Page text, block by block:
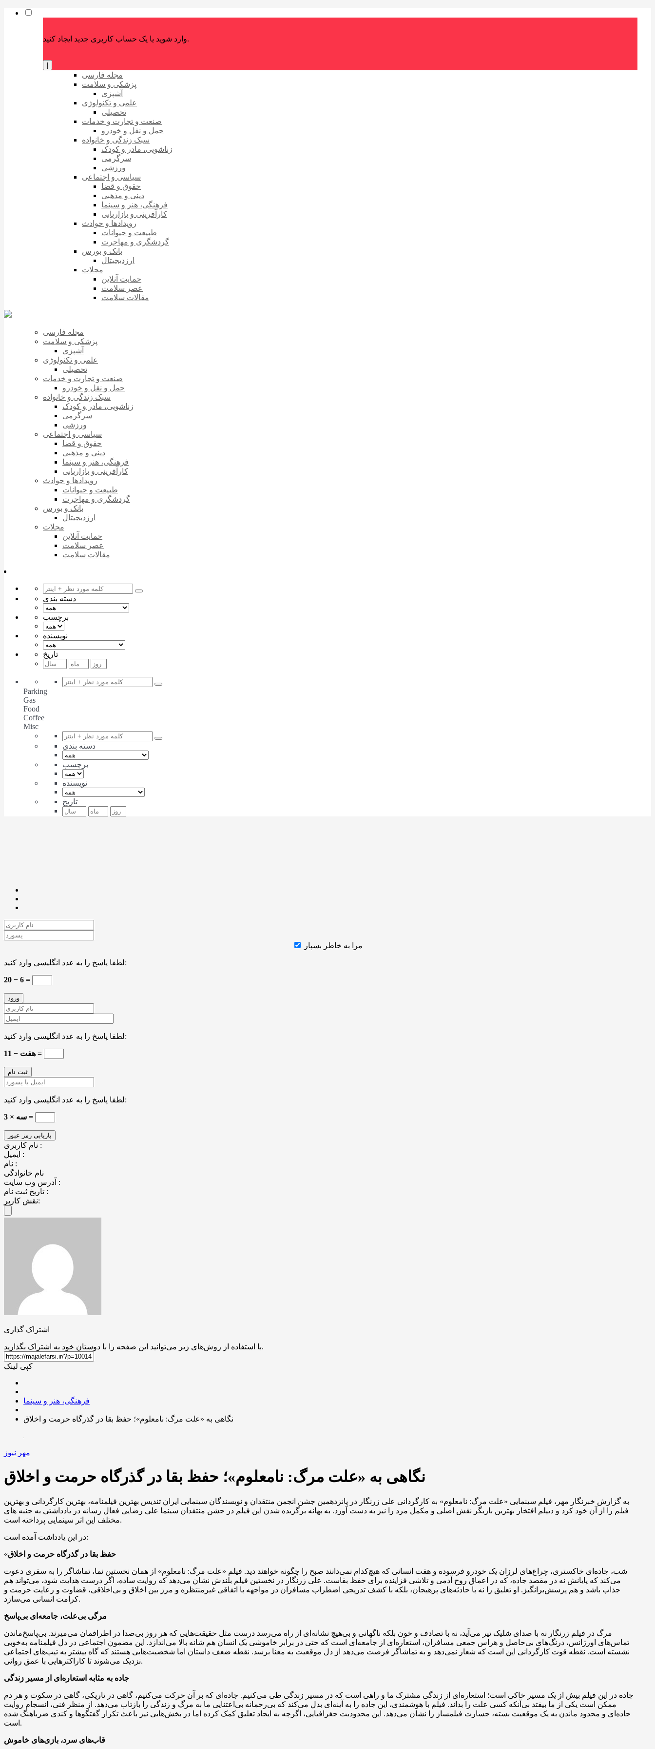
وارد شوید یا یک حساب کاربری جدید ایجاد کنید.
مجله فارسی
پزشکی و سلامت
آشپزی
علمی و تکنولوژی
تحصیلی
صنعت و تجارت و خدمات
حمل و نقل و خودرو
سبک زندگی و خانواده
زناشویی، مادر و کودک
سرگرمی
ورزشی
سیاسی و اجتماعی
حقوق و قضا
دینی و مذهبی
فرهنگی، هنر و سینما
کارآفرینی و بازاریابی
رویدادها و حوادث
طبیعت و حیوانات
گردشگری و مهاجرت
بانک و بورس
ارزدیجیتال
مجلات
حمایت آنلاین
عصر سلامت
مقالات سلامت
مجله فارسی
پزشکی و سلامت
آشپزی
علمی و تکنولوژی
تحصیلی
صنعت و تجارت و خدمات
حمل و نقل و خودرو
سبک زندگی و خانواده
زناشویی، مادر و کودک
سرگرمی
ورزشی
سیاسی و اجتماعی
حقوق و قضا
دینی و مذهبی
فرهنگی، هنر و سینما
کارآفرینی و بازاریابی
رویدادها و حوادث
طبیعت و حیوانات
گردشگری و مهاجرت
بانک و بورس
ارزدیجیتال
مجلات
حمایت آنلاین
عصر سلامت
مقالات سلامت
دسته بندی
برچسب
نویسنده
تاریخ
Parking
Gas
Food
Coffee
Misc
دسته بندی
برچسب
نویسنده
تاریخ
مرا به خاطر بسپار
لطفا پاسخ را به عدد انگلیسی وارد کنید:
20 − 6 =
لطفا پاسخ را به عدد انگلیسی وارد کنید:
11 − هفت =
لطفا پاسخ را به عدد انگلیسی وارد کنید:
سه × 3 =
نام کاربری :
ایمیل :
نام :
نام خانوادگی
آدرس وب سایت :
تاریخ ثبت نام :
نقش کاربر:
اشتراک گذاری
با استفاده از روش‌های زیر می‌توانید این صفحه را با دوستان خود به اشتراک بگذارید.
کپی لینک
فرهنگی، هنر و سینما
نگاهی به «علت مرگ: نامعلوم»؛ حفظ بقا در گذرگاه حرمت و اخلاق
مهر نیوز
نگاهی به «علت مرگ: نامعلوم»؛ حفظ بقا در گذرگاه حرمت و اخلاق
به گزارش خبرنگار مهر، فیلم سینمایی «علت مرگ: نامعلوم» به کارگردانی علی زرنگار در پانزدهمین جشن انجمن منتقدان و نویسندگان سینمایی ایران تندیس بهترین فیلمنامه، بهترین کارگردانی و بهترین
فیلم را از آن خود کرد و دیپلم افتخار بهترین بازیگر نقش اصلی و مکمل مرد را نیز به دست آورد. به بهانه برگزیده شدن این فیلم در جشن منتقدان سینما علی رضایی فعال رسانه در یادداشتی به جنبه های
مختلف این اثر سینمایی پرداخته است.
در این یادداشت آمده است:
«حفظ بقا در گذرگاه حرمت و اخلاق
شب، جاده‌ای خاکستری، چراغ‌های لرزان یک خودرو فرسوده و هفت انسانی که هیچ‌کدام نمی‌دانند صبح را چگونه خواهند دید. فیلم «علت مرگ: نامعلوم» از همان نخستین نما، تماشاگر را به سفری دعوت
می‌کند که پایانش نه در مقصد جاده، که در اعماق روح آدمی و تلاشی فزاینده برای حفظ بقاست. علی زرنگار در نخستین فیلم بلندش نشان می‌دهد که روایت ساده، اگر درست هدایت شود، می‌تواند هم
جذاب باشد و هم پرسش‌برانگیز. او تعلیق را نه با حادثه‌های پرهیجان، بلکه با کشف تدریجی اضطراب مسافران در مواجهه با اتفاقی غیرمنتظره و مرز بین اخلاق و بی‌اخلاقی، قضاوت و رعایت حرمت و
کرامت انسانی می‌سازد.
مرگی بی‌علت، جامعه‌ای بی‌پاسخ
مرگ در فیلم زرنگار نه با صدای شلیک تیر می‌آید، نه با تصادف و خون بلکه ناگهانی و بی‌هیچ نشانه‌ای از راه می‌رسد درست مثل حقیقت‌هایی که هر روز بی‌صدا در اطرافمان می‌میرند. بی‌پاسخ‌ماندن
تماس‌های اورژانس، درنگ‌های بی‌حاصل و هراس جمعی مسافران، استعاره‌ای از جامعه‌ای است که حتی در برابر خاموشی یک انسان هم شانه بالا می‌اندازد. این مضمون اجتماعی در دل فیلمنامه به‌خوبی
نشسته است. نقطه قوت کارگردانی این است که شعار نمی‌دهد و به تماشاگر فرصت می‌دهد از دل موقعیت به معنا برسد. نقطه ضعف داستان اما شخصیت‌هایی هستند که گاه بیشتر به تیپ‌های اجتماعی
نزدیک می‌شوند تا کاراکترهایی با عمق روانی.
جاده به مثابه استعاره‌ای از مسیر زندگی
جاده در این فیلم بیش از یک مسیر خاکی است؛ استعاره‌ای از زندگی مشترک ما و راهی است که در مسیر زندگی طی می‌کنیم. جاده‌ای که بر آن حرکت می‌کنیم، گاهی در تاریکی، گاهی در سکوت و هر دم
ممکن است یکی از ما بیفتد بی‌آنکه کسی علت را بداند. فیلم با هوشمندی، این جاده را به آینه‌ای بدل می‌کند که بی‌رحمانه بی‌اعتنایی ما به مرگ و زندگی را بازتاب می‌دهد. از منظر فنی، انسجام روایت
جاده‌ای و محدود ماندن به یک موقعیت بسته، جسارت فیلمساز را نشان می‌دهد. این محدودیت جغرافیایی، اگرچه به ایجاد تعلیق کمک کرده اما در بخش‌هایی نیز باعث تکرار گفتگوها و کندی ضرباهنگ شده
است.
قاب‌های سرد، بازی‌های خاموش